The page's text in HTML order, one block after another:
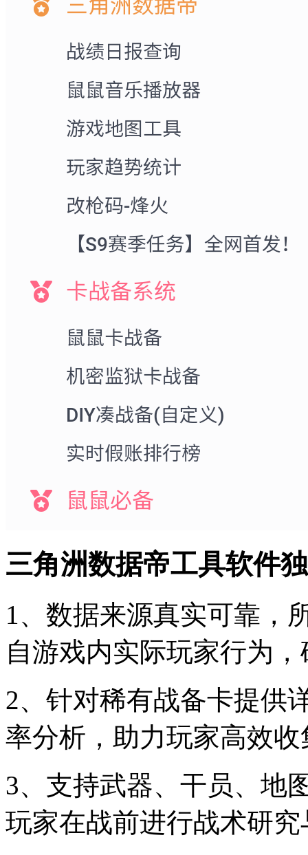
三角洲数据帝工具软件
1、数据来源真实可靠，
自游戏内实际玩家行为
2、针对稀有战备卡提供
率分析，助力玩家高效
3、支持武器、干员、地
玩家在战前进行战术研